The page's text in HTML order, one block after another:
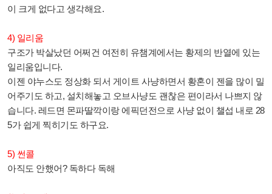
이 크게 없다고 생각해요.
4) 일리움
구조가 박살났던 어쩌건 여전히 유챔계에서는 황제의 반열에 있는
일리움입니다.
이젠 야누스도 정상화 되서 게이트 사냥하면서 황혼이 젠을 많이 밀
어주기도 하고, 설치해놓고 오브사냥도 괜찮은 편이라서 나쁘지 않
습니다. 레드면 몬파딸깍이랑 에픽던전으로 사냥 없이 챌섭 내로 28
5가 쉽게 찍히기도 하구요.
5) 썬콜
아직도 안했어? 독하다 독해